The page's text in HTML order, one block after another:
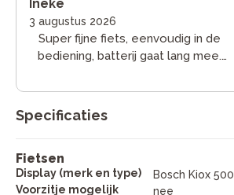
Ineke
3 augustus 2026
Super fijne fiets, eenvoudig in de
bediening, batterij gaat lang mee.
gefietst maar dat gaat er binnenkort
Specificaties
Fietsen
Display (merk en type)
Bosch Kiox 500
Voorzitje mogelijk
nee